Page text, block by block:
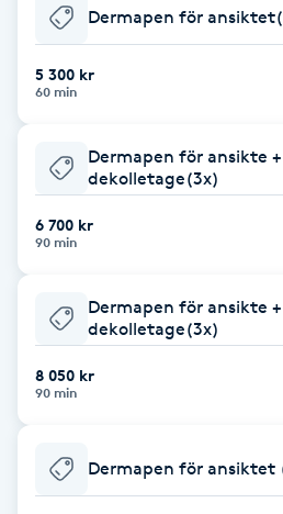
Brynfärgning
Brynplockning
Celluliter
Color correction
Cryoterapi
Damklippning
Dermapen för
5 300 kr
60 min
Dermapen för ansikte
dekolletage(3x)
6 700 kr
90 min
Dermapen för ansikte +
dekolletage(3x)
8 050 kr
90 min
Dermapen för ansiktet